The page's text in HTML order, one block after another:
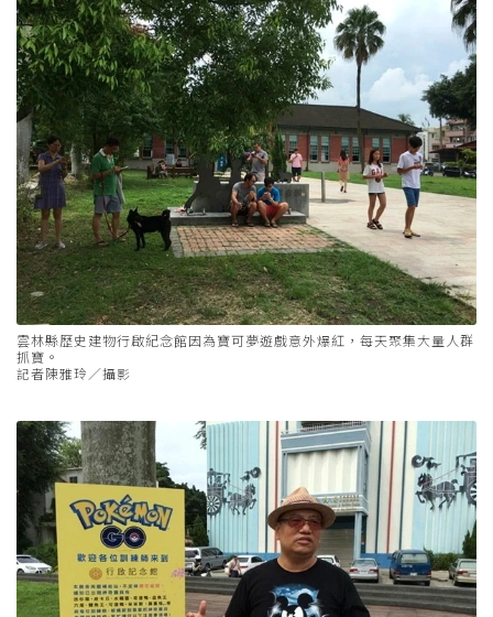
雲林縣歷史建物行啟紀念館因為寶可夢遊戲意外爆紅，每天聚集大量人群
抓寶。
記者陳雅玲／攝影